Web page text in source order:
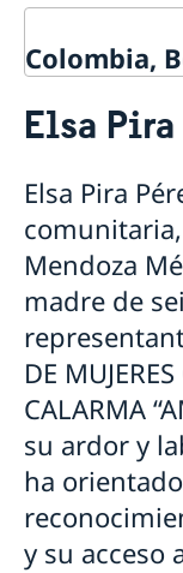
Colombia,
Agendar una
Sobre nosotros
Política de
Embajadas
Cooperación
Colombia y
Cooperación
Cooperación
Latina
Promoción
Promoción
Noticias
Elsa Pira
Elsa Pira
Mendoza
madre de
DE
CALARMA
su ardor y
ha
y su acceso